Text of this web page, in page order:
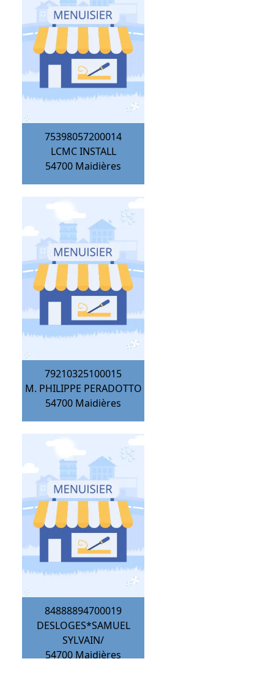
75398057200014
LCMC INSTALL
54700 Maidières
79210325100015
M. PHILIPPE PERADOTTO
54700 Maidières
84888894700019
DESLOGES*SAMUEL
SYLVAIN/
54700 Maidières